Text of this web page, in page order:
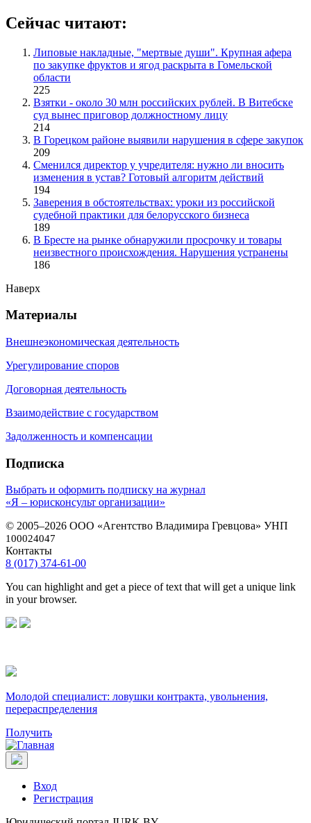
Сейчас читают:
Липовые накладные, "мертвые души". Крупная афера
по закупке фруктов и ягод раскрыта в Гомельской
области
225
Взятки - около 30 млн российских рублей. В Витебске
суд вынес приговор должностному лицу
214
В Горецком районе выявили нарушения в сфере закупок
209
Сменился директор у учредителя: нужно ли вносить
изменения в устав? Готовый алгоритм действий
194
Заверения в обстоятельствах: уроки из российской
судебной практики для белорусского бизнеса
189
В Бресте на рынке обнаружили просрочку и товары
неизвестного происхождения. Нарушения устранены
186
Наверх
Материалы
Внешнеэкономическая деятельность
Урегулирование споров
Договорная деятельность
Взаимодействие с государством
Задолженность и компенсации
Подписка
Выбрать и оформить подписку на журнал
«Я – юрисконсульт организации»
© 2005–2026 ООО «Агентство Владимира Гревцова» УНП
100024047
Контакты
8 (017) 374-61-00
You can highlight and get a piece of text that will get a unique link
in your browser.
Молодой специалист: ловушки контракта, увольнения,
перераспределения
Получить
Вход
Регистрация